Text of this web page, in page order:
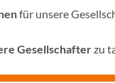
für unsere
Gesellschafterzu